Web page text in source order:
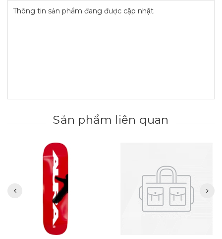
Thông tin sản phẩm đang được cập nhật
Sản phẩm liên quan